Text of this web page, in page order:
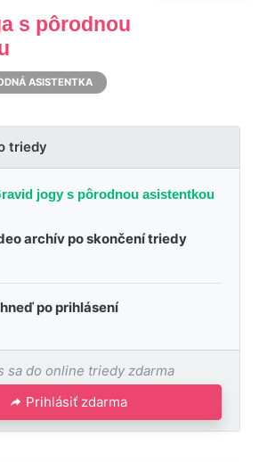
s pôrodnou
ASISTENTKA
triedy
jogy s pôrodnou asistentkou
archív po skončení triedy
po prihlásení
sa do online triedy zdarma
Prihlásiť zdarma